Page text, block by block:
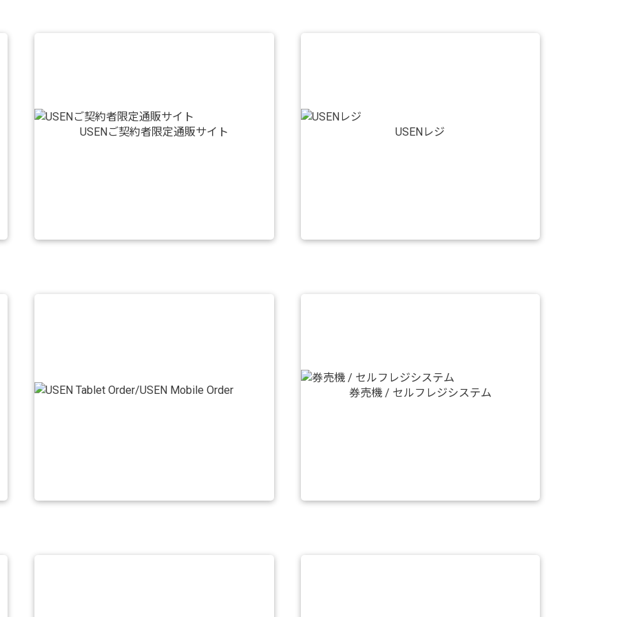
USENご契約者限定通販サイト USENレジ
券売機 / セルフレジシステム